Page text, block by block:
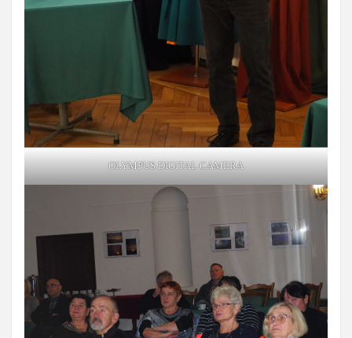
OLYMPUS DIGITAL CAMERA